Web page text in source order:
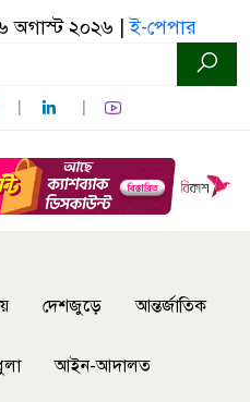
অগাস্ট ২০২৬ |ই-পেপার
দেশজুড়ে আন্তর্জাতিক
আইন-আদালত